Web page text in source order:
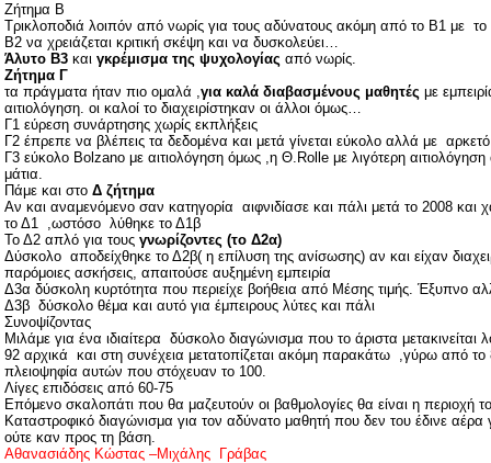
Ζήτημα Β
Τρικλοποδιά λοιπόν από νωρίς για τους αδύνατους ακόμη από το Β1 με το
Β2 να χρειάζεται κριτική σκέψη και να δυσκολεύει…
Άλυτο Β3 και γκρέμισμα της ψυχολογίας από νωρίς.
Ζήτημα Γ
τα πράγματα ήταν πιο ομαλά ,για καλά διαβασμένους μαθητές με
αιτιολόγηση. οι καλοί το διαχειρίστηκαν οι άλλοι όμως…
Γ1 εύρεση συνάρτησης χωρίς εκπλήξεις
Γ2 έπρεπε να βλέπεις τα δεδομένα και μετά γίνεται εύκολο αλλά με
Γ3 εύκολο Bolzano με αιτιολόγηση όμως ,η Θ. Rolle με λιγότερη
μάτια.
Πάμε και στο Δ ζήτημα
Αν και αναμενόμενο σαν κατηγορία αιφνιδίασε και πάλι μετά το 2008 και
το Δ1 ,ωστόσο λύθηκε το Δ1β
Το Δ2 απλό για τους γνωρίζοντες (το Δ2α)
Δύσκολο αποδείχθηκε το Δ2β( η επίλυση της ανίσωσης) αν και είχαν
παρόμοιες ασκήσεις, απαιτούσε αυξημένη εμπειρία
Δ3α δύσκολη κυρτότητα που περιείχε βοήθεια από Μέσης τιμής. Έξυπνο
Δ3β δύσκολο θέμα και αυτό για έμπειρους λύτες και πάλι
Συνοψίζοντας
Μιλάμε για ένα ιδιαίτερα δύσκολο διαγώνισμα που το άριστα
92 αρχικά και στη συνέχεια μετατοπίζεται ακόμη παρακάτω ,γύρω από το
πλειοψηφία αυτών που στόχευαν το 100.
Λίγες επιδόσεις από 60-75
Επόμενο σκαλοπάτι που θα μαζευτούν οι βαθμολογίες θα είναι η περιοχή
Καταστροφικό διαγώνισμα για τον αδύνατο μαθητή που δεν του έδινε
ούτε καν προς τη βάση.
Αθανασιάδης Κώστας –Μιχάλης Γράβας